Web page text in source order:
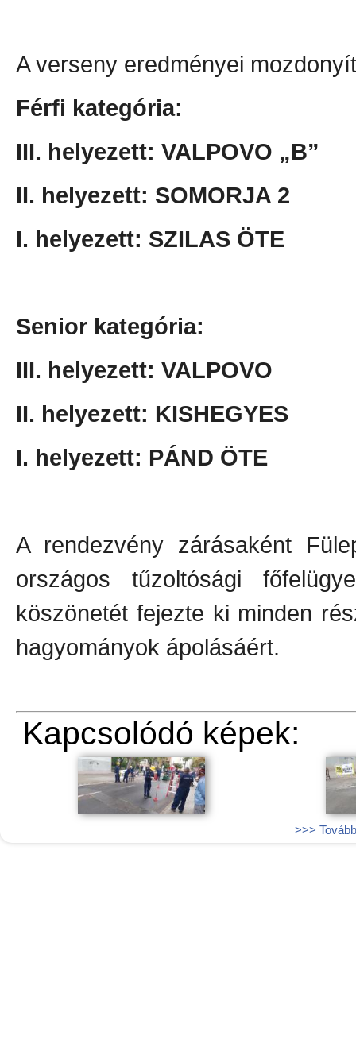
A verseny eredményei
Férfi kategória:
III. helyezett: VALPOVO „B”
II. helyezett: SOMORJA 2
I. helyezett: SZILAS ÖTE
Senior kategória:
III. helyezett: VALPOVO
II. helyezett: KISHEGYES
I. helyezett: PÁND ÖTE
A rendezvény zárásaként
országos tűzoltósági
köszönetét fejezte ki minden
hagyományok ápolásáért.
Kapcsolódó képek:
>>>